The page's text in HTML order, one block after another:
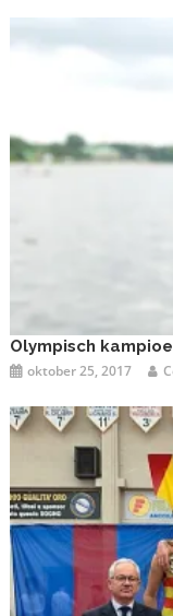
Olympisch
oktober 25, 2017